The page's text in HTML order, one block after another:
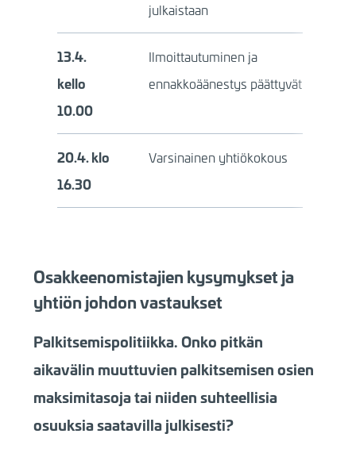
julkaistaan
13.4.
kello
10.00
Ilmoittautuminen ja
ennakkoäänestys päättyvät
20.4. klo
16.30
Varsinainen yhtiökokous
Osakkeenomistajien kysymykset ja
yhtiön johdon vastaukset
Palkitsemispolitiikka. Onko pitkän
aikavälin muuttuvien palkitsemisen osien
maksimitasoja tai niiden suhteellisia
osuuksia saatavilla julkisesti?